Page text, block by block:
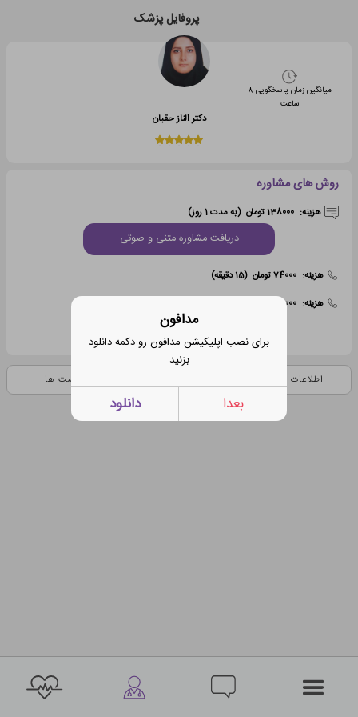
پروفایل پزشک
میانگین زمان پاسخگویی 8
ساعت
دکتر الناز حقیان
روش های مشاوره
هزینه: 138000 تومان (به مدت 1 روز)
دریافت مشاوره متنی و صوتی
هزینه: 74000 تومان
(15 دقیقه)
هزینه: 130000 تومان
دریافت مشاوره تلفنی
اطلاعات کامل پست ها
نظری برای این پزشک یافت نشد
مدافون
برای نصب اپلیکیشن مدافون رو دکمه دانلود
بزنید
بعدا دانلود